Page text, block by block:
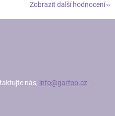
Zobrazit další hodnocení
nás, info@garfoo.cz.